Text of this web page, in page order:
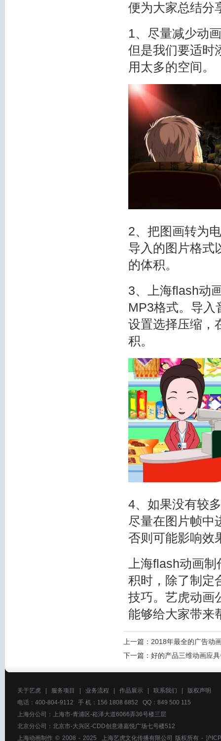
便为大家总结分
1、尽量减少动
但是我们要适时
用太多的空间。
2、把图画转为
导入的图片格式
的体积。
3、上海flash动
MP3格式。导入
设置选择压缩，
积。
4、如果没有较
尽量在图片帧中
否则可能影响效
上海flash动画
积时，除了制定
技巧。艺虎动画
能够给大家带来
上一篇： 2018年最全的广告动
下一篇： 好的产品三维动画应
关于艺虎 服务项目 业务流程 作品展示 联系我们
版权声明
电话：400-804-9112 手 机：156 1808 6852 QQ：849 500 115
上海分公司：上海市-青浦区-崧泽大道6066弄36号楼三层
北京分公司：北京市-大兴区-CDD创意港嘉悦广场七号楼512
上海动画制作 © 2008 - 2025 上海艺虎文化传播有限公司 版权所有 - 沪